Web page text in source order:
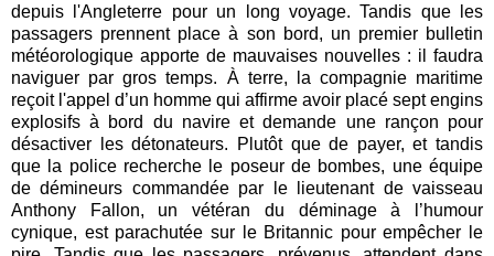
depuis l'Angleterre pour un long voyage. Tandis que les
passagers prennent place à son bord, un premier bulletin
météorologique apporte de mauvaises nouvelles : il faudra
naviguer par gros temps. À terre, la compagnie maritime
reçoit l'appel d’un homme qui affirme avoir placé sept engins
explosifs à bord du navire et demande une rançon pour
désactiver les détonateurs. Plutôt que de payer, et tandis
que la police recherche le poseur de bombes, une équipe
de démineurs commandée par le lieutenant de vaisseau
Anthony Fallon, un vétéran du déminage à l’humour
cynique, est parachutée sur le Britannic pour empêcher le